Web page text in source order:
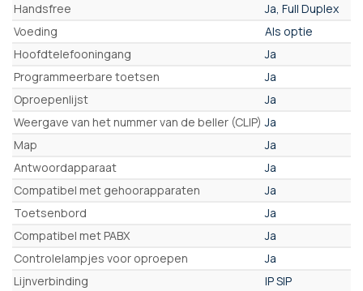
Handsfree
Ja, Full Duplex
Voeding
Als optie
Hoofdtelefooningang
Ja
Programmeerbare toetsen
Ja
Oproepenlijst
Ja
Weergave van het nummer van de beller (CLIP) Ja
Map
Ja
Antwoordapparaat
Ja
Compatibel met gehoorapparaten
Ja
Toetsenbord
Ja
Compatibel met PABX
Ja
Controlelampjes voor oproepen
Ja
Lijnverbinding
IP SIP